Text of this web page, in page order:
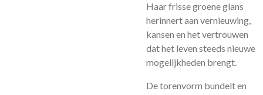
Haar frisse groene glans
herinnert aan vernieuwing,
kansen en het vertrouwen
dat het leven steeds nieuwe
mogelijkheden brengt.
De torenvorm bundelt en